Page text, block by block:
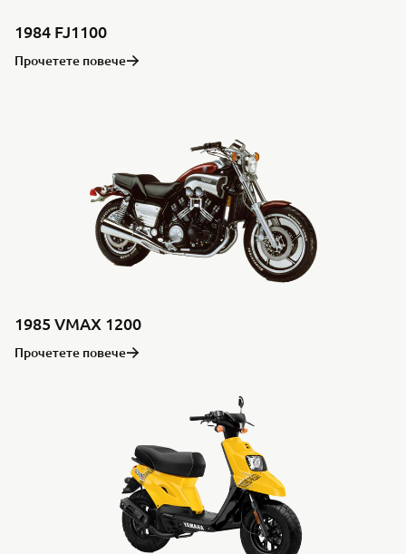
1984 FJ1100
Прочетете повече
1985 VMAX 1200
Прочетете повече